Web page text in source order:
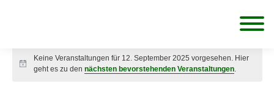
Veranstaltungen
Hinweis
Keine Veranstaltungen für 12. September 2025 vorgesehen. Hier
geht es zu dennächsten bevorstehenden Veranstaltungen.